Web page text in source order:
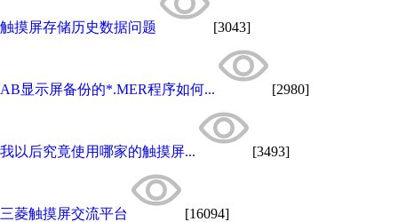
触摸屏存储历史数据问题 [3043]
AB显示屏备份的*.MER程序如何... [2980]
我以后究竟使用哪家的触摸屏... [3493]
三菱触摸屏交流平台 [16094]